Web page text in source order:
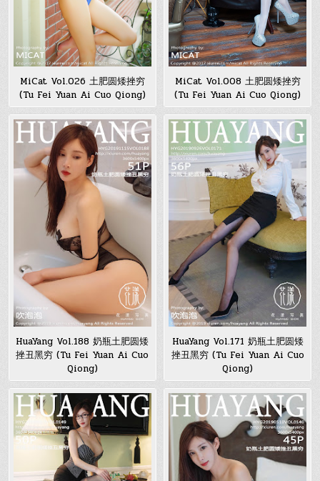
MiCat Vol.026 土肥圆矮挫穷
(Tu Fei Yuan Ai Cuo Qiong)
MiCat Vol.008 土肥圆矮挫穷
(Tu Fei Yuan Ai Cuo Qiong)
HuaYang Vol.188 奶瓶土肥圆矮
挫丑黑穷 (Tu Fei Yuan Ai Cuo
Qiong)
HuaYang Vol.171 奶瓶土肥圆矮
挫丑黑穷 (Tu Fei Yuan Ai Cuo
Qiong)